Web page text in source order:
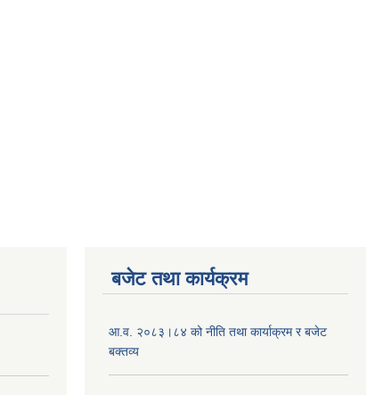
बजेट तथा कार्यक्रम
आ.व. २०८३।८४ को नीति तथा कार्याक्रम र बजेट
बक्तव्य